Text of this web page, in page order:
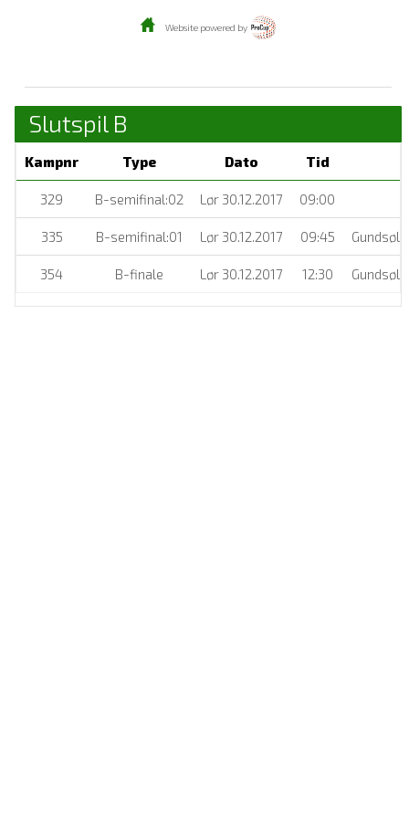
Website powered by
Slutspil B
Kampnr Type Dato Tid
329 B-semifinal:02 Lør 30.12.2017 09:00
335 B-semifinal:01 Lør 30.12.2017 09:45
354 B-finale Lør 30.12.2017 12:30